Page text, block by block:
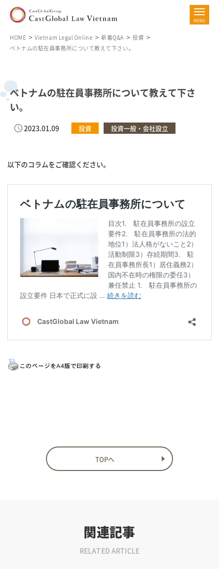
HOME Vietnam Legal Online 新着Q&A
投資
ベトナムの駐在員事務所について教えて下さい。
ベトナムの駐在員事務所について教えて下さ
い。
2023.01.09 投資 投資一般・会社設立
以下のコラムをご確認ください。
TOPへ
関連記事
RELATED ARTICLE